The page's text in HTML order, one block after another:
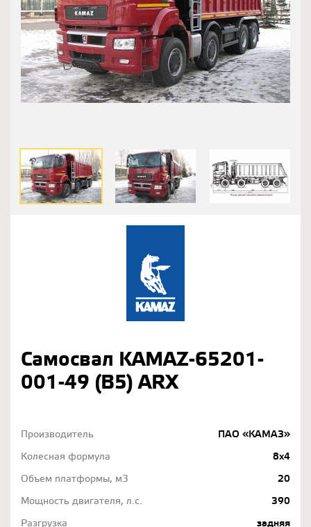
Самосвал KAMAZ-65201-
001-49 (B5) ARX
Производитель
ПАО «КАМАЗ»
Колесная формула
8х4
Объем платформы, м3
20
Мощность двигателя, л.с.
390
Разгрузка
задняя